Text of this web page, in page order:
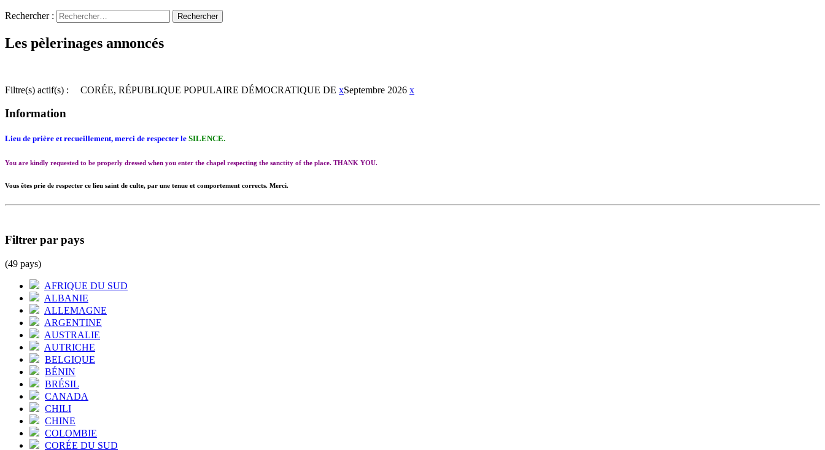
Rechercher :
Les pèlerinages annoncés
Filtre(s) actif(s) : CORÉE, RÉPUBLIQUE POPULAIRE DÉMOCRATIQUE DE xSeptembre 2026 x
Information
Lieu de prière et recueillement, merci de respecter le SILENCE.
You are kindly requested to be properly dressed when you enter the chapel respecting the sanctity of the place. THANK YOU.
Vous êtes prie de respecter ce lieu saint de culte, par une tenue et comportement corrects. Merci.
Filtrer par pays
(49 pays)
AFRIQUE DU SUD
ALBANIE
ALLEMAGNE
ARGENTINE
AUSTRALIE
AUTRICHE
BELGIQUE
BÉNIN
BRÉSIL
CANADA
CHILI
CHINE
COLOMBIE
CORÉE DU SUD